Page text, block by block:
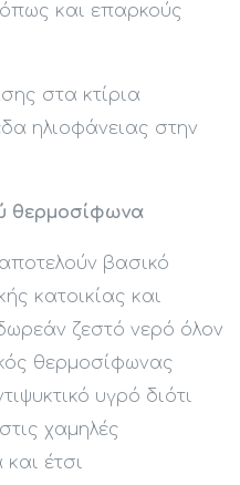
και επαρκούς
στα κτίρια
ηλιοφάνειας στην
θερμοσίφωνα
βασικό
κατοικίας και
ζεστό νερό όλον
θερμοσίφωνας
υγρό διότι
χαμηλές
έτσι